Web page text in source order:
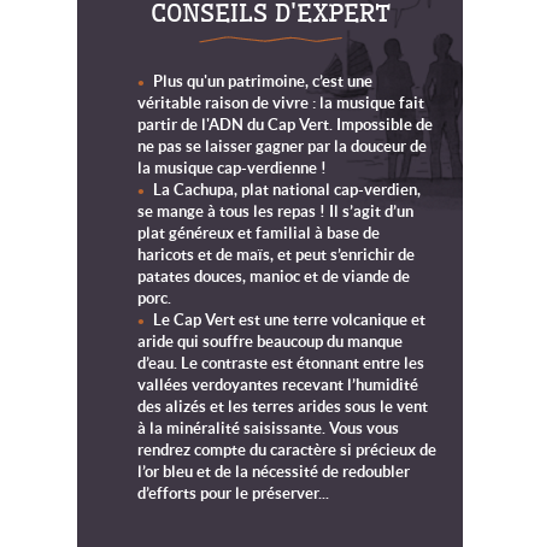
CONSEILS D'EXPERT
Plus qu'un patrimoine, c’est une
véritable raison de vivre : la musique fait
partir de l'ADN du Cap Vert. Impossible de
ne pas se laisser gagner par la douceur de
la musique cap-verdienne !
La Cachupa, plat national cap-verdien,
se mange à tous les repas ! Il s’agit d’un
plat généreux et familial à base de
haricots et de maïs, et peut s’enrichir de
patates douces, manioc et de viande de
porc.
Le Cap Vert est une terre volcanique et
aride qui souffre beaucoup du manque
d’eau. Le contraste est étonnant entre les
vallées verdoyantes recevant l’humidité
des alizés et les terres arides sous le vent
à la minéralité saisissante. Vous vous
rendrez compte du caractère si précieux de
l’or bleu et de la nécessité de redoubler
d’efforts pour le préserver...